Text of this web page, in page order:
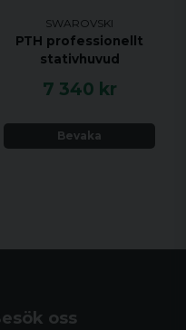
SWAROVSKI
PTH professionellt
stativhuvud
7 340 kr
Bevaka
oss